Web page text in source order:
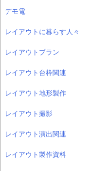
デモ電
レイアウトに暮らす人々
レイアウトプラン
レイアウト台枠関連
レイアウト地形製作
レイアウト撮影
レイアウト演出関連
レイアウト製作資料